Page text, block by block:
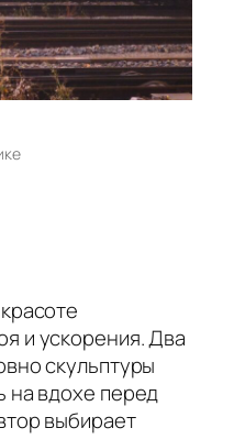
и ускорения. Два
скульптуры
на вдохе перед
выбирает